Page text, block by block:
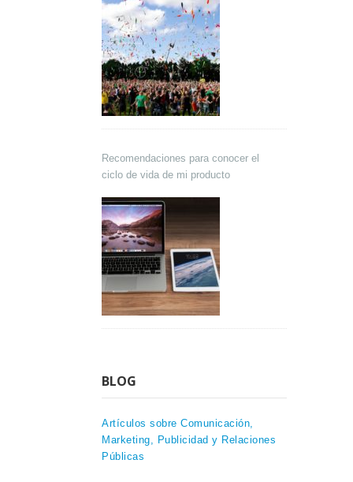
Recomendaciones para conocer el
ciclo de vida de mi producto
BLOG
Artículos sobre Comunicación,
Marketing, Publicidad y Relaciones
Públicas